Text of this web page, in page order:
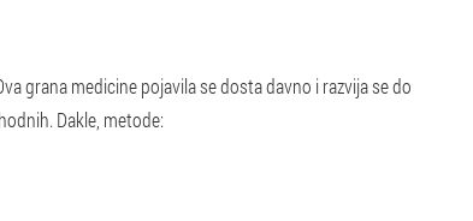
grana medicine pojavila se dosta davno i razvija se do
Dakle, metode: